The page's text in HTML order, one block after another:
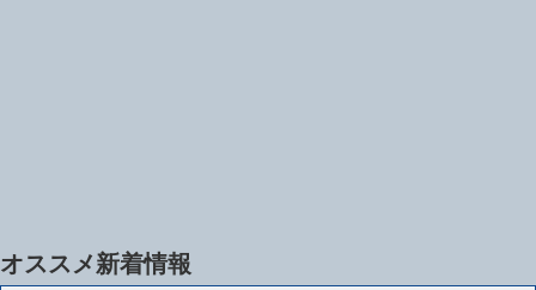
オススメ新着情報